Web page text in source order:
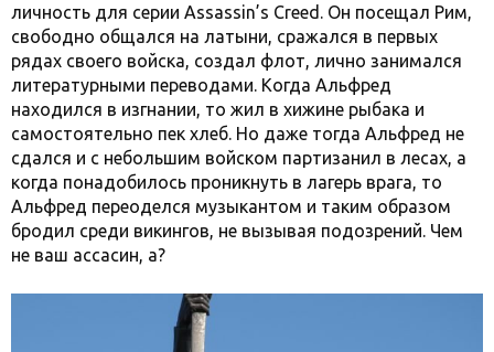
личность для серии Assassin’s Creed. Он посещал Рим,
свободно общался на латыни, сражался в первых
рядах своего войска, создал флот, лично занимался
литературными переводами. Когда Альфред
находился в изгнании, то жил в хижине рыбака и
самостоятельно пек хлеб. Но даже тогда Альфред не
сдался и с небольшим войском партизанил в лесах, а
когда понадобилось проникнуть в лагерь врага, то
Альфред переоделся музыкантом и таким образом
бродил среди викингов, не вызывая подозрений. Чем
не ваш ассасин, а?